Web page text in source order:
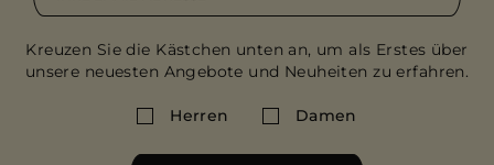
Kreuzen Sie die Kästchen unten an, um als Erstes über
unsere neuesten Angebote und Neuheiten zu erfahren.
Herren Damen